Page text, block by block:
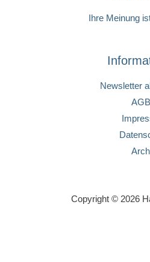
Ihre Meinung
Newsletter
Copyright © 2026